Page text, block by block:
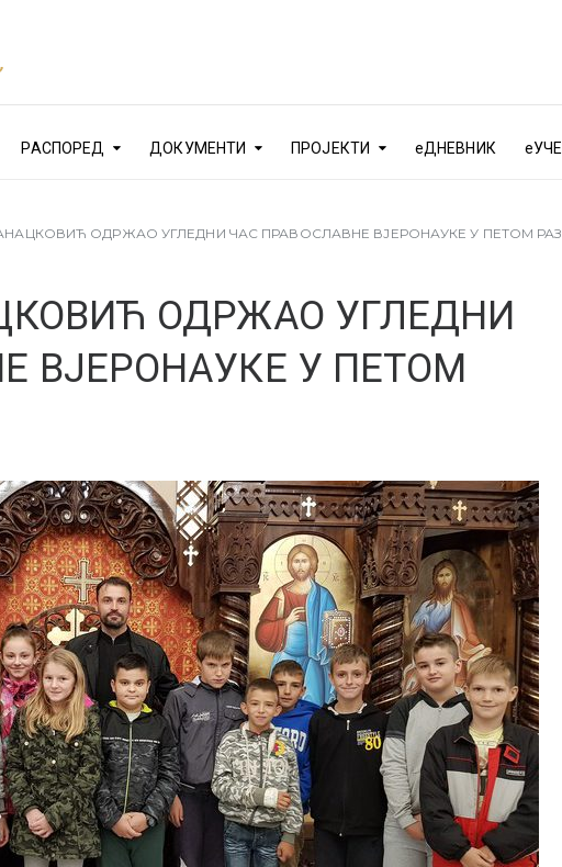
РАСПОРЕД ДОКУМЕНТИ ПРОЈЕКТИ еДНЕВНИК
ОДРЖАО УГЛЕДНИ ЧАС ПРАВОСЛАВНЕ ВЈЕРОНАУКЕ У ПЕТОМ
ОДРЖАО УГЛЕДНИ
ВЈЕРОНАУКЕ У ПЕТОМ